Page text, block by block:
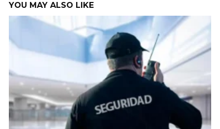
YOU MAY ALSO LIKE